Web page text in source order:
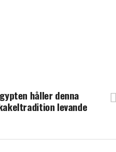
håller denna
levande